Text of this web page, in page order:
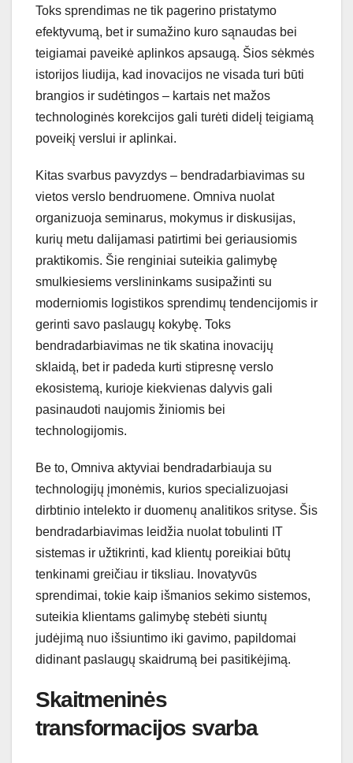
Toks sprendimas ne tik pagerino pristatymo
efektyvumą, bet ir sumažino kuro sąnaudas bei
teigiamai paveikė aplinkos apsaugą. Šios sėkmės
istorijos liudija, kad inovacijos ne visada turi būti
brangios ir sudėtingos – kartais net mažos
technologinės korekcijos gali turėti didelį teigiamą
poveikį verslui ir aplinkai.
Kitas svarbus pavyzdys – bendradarbiavimas su
vietos verslo bendruomene. Omniva nuolat
organizuoja seminarus, mokymus ir diskusijas,
kurių metu dalijamasi patirtimi bei geriausiomis
praktikomis. Šie renginiai suteikia galimybę
smulkiesiems verslininkams susipažinti su
moderniomis logistikos sprendimų tendencijomis ir
gerinti savo paslaugų kokybę. Toks
bendradarbiavimas ne tik skatina inovacijų
sklaidą, bet ir padeda kurti stipresnę verslo
ekosistemą, kurioje kiekvienas dalyvis gali
pasinaudoti naujomis žiniomis bei
technologijomis.
Be to, Omniva aktyviai bendradarbiauja su
technologijų įmonėmis, kurios specializuojasi
dirbtinio intelekto ir duomenų analitikos srityse. Šis
bendradarbiavimas leidžia nuolat tobulinti IT
sistemas ir užtikrinti, kad klientų poreikiai būtų
tenkinami greičiau ir tiksliau. Inovatyvūs
sprendimai, tokie kaip išmanios sekimo sistemos,
suteikia klientams galimybę stebėti siuntų
judėjimą nuo išsiuntimo iki gavimo, papildomai
didinant paslaugų skaidrumą bei pasitikėjimą.
Skaitmeninės
transformacijos svarba